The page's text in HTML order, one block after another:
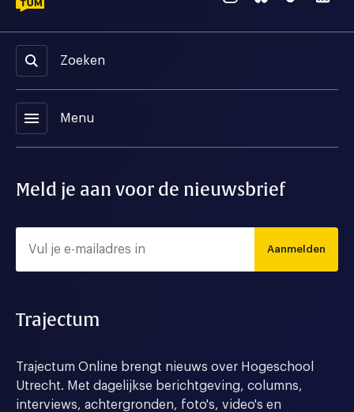
Zoeken
menu Menu
Meld je aan voor de nieuwsbrief
Aanmelden
Trajectum
Trajectum Online brengt nieuws over Hogeschool
Utrecht. Met dagelijkse berichtgeving, columns,
interviews, achtergronden, foto's, video's en